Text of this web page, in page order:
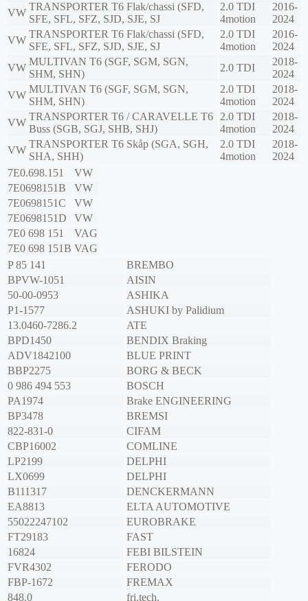
VW
TRANSPORTER T6 Flak/chassi (SFD,
SFE, SFL, SFZ, SJD, SJE, SJ
2.0 TDI
4motion
2016-
2024
VW
TRANSPORTER T6 Flak/chassi (SFD,
SFE, SFL, SFZ, SJD, SJE, SJ
2.0 TDI
4motion
2016-
2024
VW
MULTIVAN T6 (SGF, SGM, SGN,
SHM, SHN)
2.0 TDI
2018-
2024
VW
MULTIVAN T6 (SGF, SGM, SGN,
SHM, SHN)
2.0 TDI
4motion
2018-
2024
VW
TRANSPORTER T6 / CARAVELLE T6
Buss (SGB, SGJ, SHB, SHJ)
2.0 TDI
4motion
2018-
2024
VW
TRANSPORTER T6 Skåp (SGA, SGH,
SHA, SHH)
2.0 TDI
4motion
2018-
2024
7E0.698.151
VW
7E0698151B
VW
7E0698151C
VW
7E0698151D
VW
7E0 698 151
VAG
7E0 698 151B VAG
P 85 141
BREMBO
BPVW-1051
AISIN
50-00-0953
ASHIKA
P1-1577
ASHUKI by Palidium
13.0460-7286.2
ATE
BPD1450
BENDIX Braking
ADV1842100
BLUE PRINT
BBP2275
BORG & BECK
0 986 494 553
BOSCH
PA1974
Brake ENGINEERING
BP3478
BREMSI
822-831-0
CIFAM
CBP16002
COMLINE
LP2199
DELPHI
LX0699
DELPHI
B111317
DENCKERMANN
EA8813
ELTA AUTOMOTIVE
55022247102
EUROBRAKE
FT29183
FAST
16824
FEBI BILSTEIN
FVR4302
FERODO
FBP-1672
FREMAX
848.0
fri.tech.